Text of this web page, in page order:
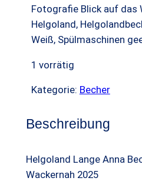
s
p
r
g
i
t
u
e
P
Fotografie Blick auf das
Helgoland,
Weiß, Spülmaschinen
1 vorrätig
Kategorie: Becher
Beschreibung
Helgoland Lange Anna
Wackernah 2025